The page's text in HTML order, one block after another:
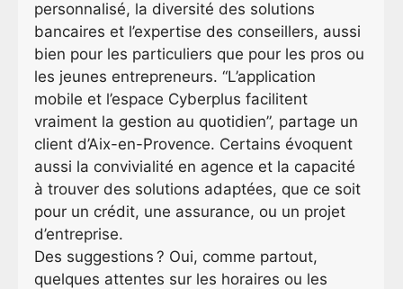
personnalisé, la diversité des solutions
bancaires et l’expertise des conseillers, aussi
bien pour les particuliers que pour les pros ou
les jeunes entrepreneurs. “L’application
mobile et l’espace Cyberplus facilitent
vraiment la gestion au quotidien”, partage un
client d’Aix-en-Provence. Certains évoquent
aussi la convivialité en agence et la capacité
à trouver des solutions adaptées, que ce soit
pour un crédit, une assurance, ou un projet
d’entreprise.
Des suggestions ? Oui, comme partout,
quelques attentes sur les horaires ou les